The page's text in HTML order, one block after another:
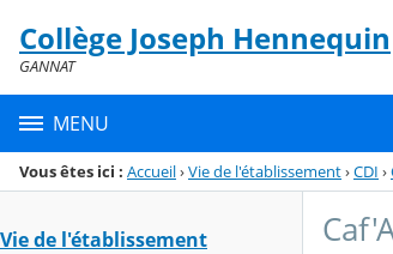
Menu de la rubrique
Contenu
Collège Joseph Hennequin
GANNAT
MENU
Vous êtes ici : Accueil›Vie de l'établissement›CDI ›
Vie de l'établissement